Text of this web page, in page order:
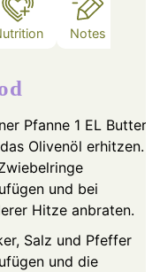
Notes
Pfanne 1 EL Butter
Olivenöl erhitzen.
und bei
Hitze anbraten.
Salz und Pfeffer
und die